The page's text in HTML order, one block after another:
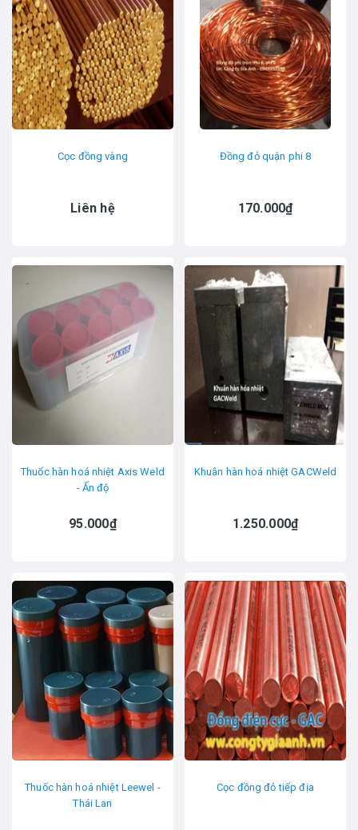
Cọc đồng vàng
Liên hệ
Đồng đỏ quận phi 8
170.000₫
Thuốc hàn hoá nhiệt Axis Weld
- Ấn độ
95.000₫
Khuân hàn hoá nhiệt GACWeld
1.250.000₫
Thuốc hàn hoá nhiệt Leewel -
Thái Lan
Cọc đồng đỏ tiếp địa